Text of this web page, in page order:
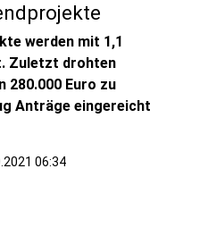
werden mit 1,1
Zuletzt drohten
280.000 Euro zu
Anträge eingereicht
06:34